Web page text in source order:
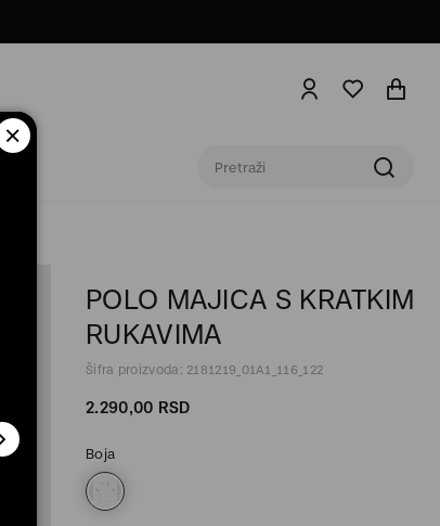
POLO MAJICA S KRATKIM
RUKAVIMA
Šifra proizvoda: 2181219_01A1_116_122
2.290,00 RSD
Boja